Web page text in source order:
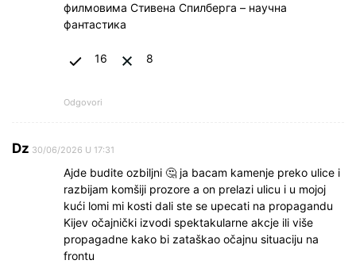
филмовима Стивена Спилберга – научна
фантастика
16 8
Odgovori
Dz 30/06/2026 U 17:31
Ajde budite ozbiljni 🤔 ja bacam kamenje preko ulice i
razbijam komšiji prozore a on prelazi ulicu i u mojoj
kući lomi mi kosti dali ste se upecati na propagandu
Kijev očajnički izvodi spektakularne akcje ili više
propagadne kako bi zataškao očajnu situaciju na
frontu